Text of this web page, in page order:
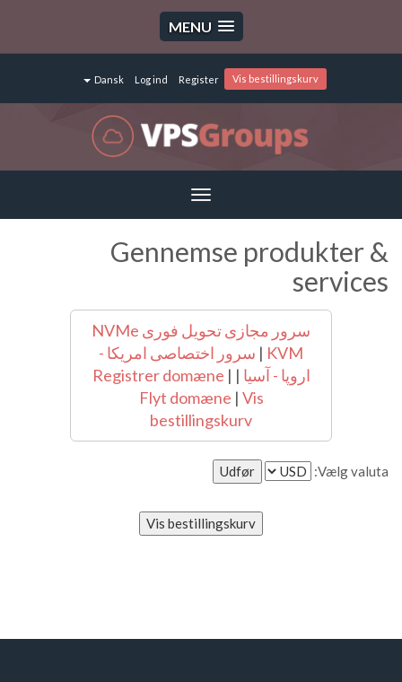
MENU
Dansk Log ind Register Vis bestillingskurv
Toggle
navigation
Gennemse produkter &
services
سرور مجازی تحویل فوری NVMe
KVM
| سرور اختصاصی امریکا -
اروپا - آسیا |
Registrer domæne |
Flyt domæne | Vis
bestillingskurv
Vælg valuta: